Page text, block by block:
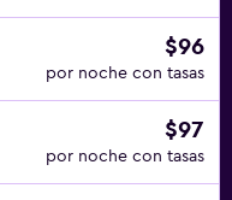
$96
por noche con tasas
$97
por noche con tasas